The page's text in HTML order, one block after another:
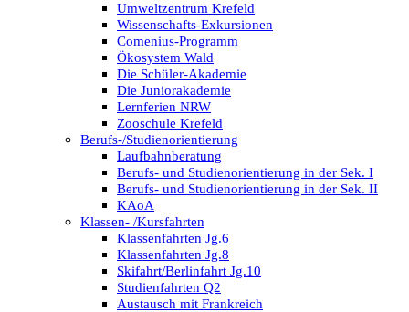
Umweltzentrum Krefeld
Wissenschafts-Exkursionen
Comenius-Programm
Ökosystem Wald
Die Schüler-Akademie
Die Juniorakademie
Lernferien NRW
Zooschule Krefeld
Berufs-/Studienorientierung
Laufbahnberatung
Berufs- und Studienorientierung in der Sek. I
Berufs- und Studienorientierung in der Sek. II
KAoA
Klassen- /Kursfahrten
Klassenfahrten Jg.6
Klassenfahrten Jg.8
Skifahrt/Berlinfahrt Jg.10
Studienfahrten Q2
Austausch mit Frankreich